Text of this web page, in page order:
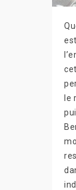
le